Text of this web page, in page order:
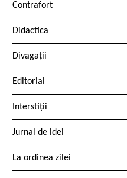
Contrafort
Didactica
Divagații
Editorial
Interstiții
Jurnal de idei
La ordinea zilei